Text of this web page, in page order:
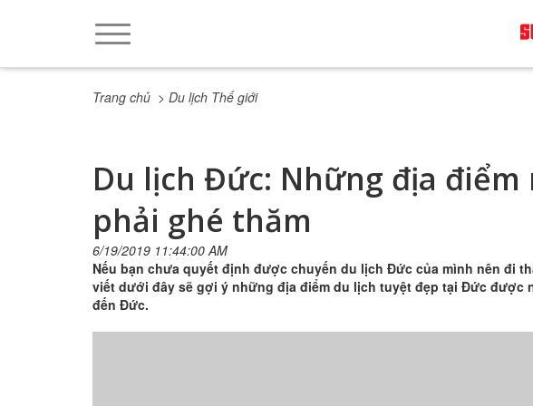
Trang chủ > Du lịch Thế giới
Du lịch Đức: Những địa
phải ghé thăm
6/19/2019 11:44:00 AM
Nếu bạn chưa quyết định được chuyến du lịch Đức của mình nên đi
viết dưới đây sẽ gợi ý những địa điểm du lịch tuyệt đẹp tại Đức được
đến Đức.